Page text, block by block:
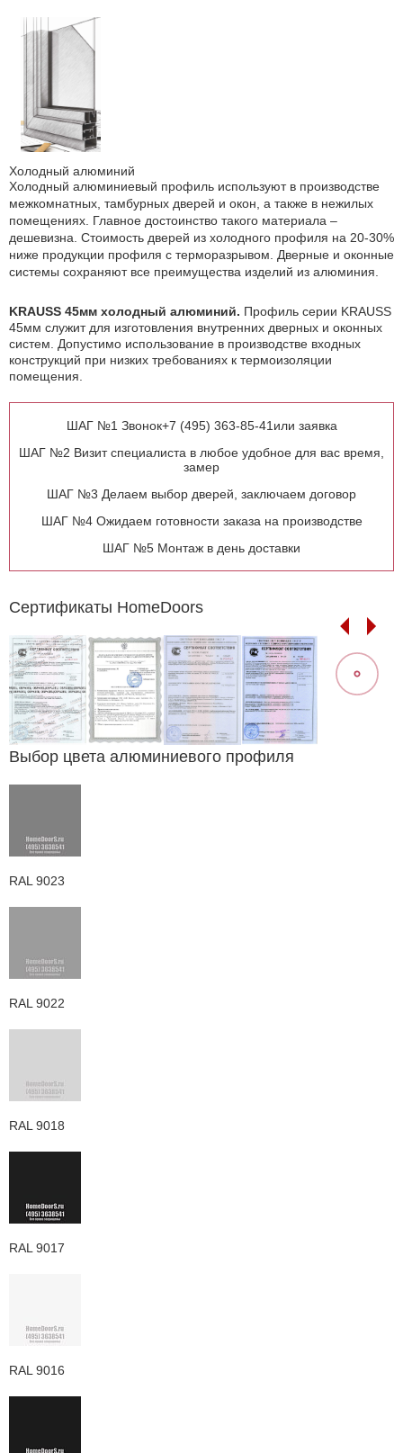
Холодный алюминий
Холодный алюминиевый профиль используют в производстве
межкомнатных, тамбурных дверей и окон, а также в нежилых
помещениях. Главное достоинство такого материала –
дешевизна. Стоимость дверей из холодного профиля на 20-30%
ниже продукции профиля с терморазрывом. Дверные и оконные
системы сохраняют все преимущества изделий из алюминия.
KRAUSS 45мм холодный алюминий. Профиль серии KRAUSS
45мм служит для изготовления внутренних дверных и оконных
систем. Допустимо использование в производстве входных
конструкций при низких требованиях к термоизоляции
помещения.
ШАГ №1 Звонок+7 (495) 363-85-41или заявка
ШАГ №2 Визит специалиста в любое удобное для вас время,
замер
ШАГ №3 Делаем выбор дверей, заключаем договор
ШАГ №4 Ожидаем готовности заказа на производстве
ШАГ №5 Монтаж в день доставки
Сертификаты HomeDoors
Previous
Выбор цвета алюминиевого профиля
RAL 9023
RAL 9022
RAL 9018
RAL 9017
RAL 9016